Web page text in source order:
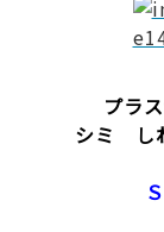
プラ
シミ し